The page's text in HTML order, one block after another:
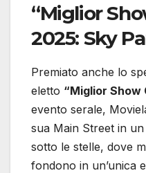
“Miglior
2025: Sky
Premiato anche lo
eletto “Miglior Show
evento serale,
sua Main Street in
sotto le stelle, dove
fondono in un’unica